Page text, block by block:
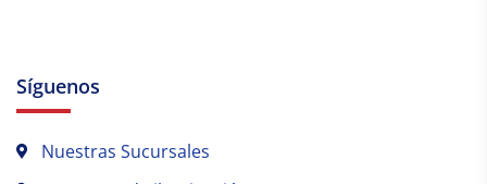
Síguenos
Nuestras Sucursales